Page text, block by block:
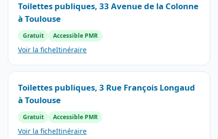
Toilettes publiques, 33 Avenue de la Colonne
à Toulouse
Gratuit Accessible PMR
Voir la ficheItinéraire
Toilettes publiques, 3 Rue François Longaud
à Toulouse
Gratuit Accessible PMR
Voir la ficheItinéraire